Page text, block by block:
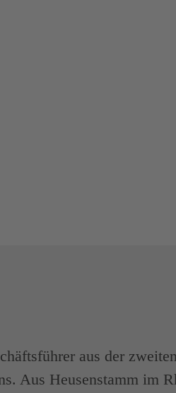
aus der
Aus Heusenstamm im